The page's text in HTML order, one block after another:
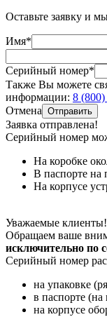
Оставьте заявку и
Имя*
Серийный номер*
Также Вы можете
информации: 8
Отмена Отправить
Заявка отправлена!
Серийный номер
На коробке
В паспорте на
На корпусе
Уважаемые клиенты!
Обращаем ваше
исключительно по
Серийный номер
на упаковке
в паспорте (на
на корпусе